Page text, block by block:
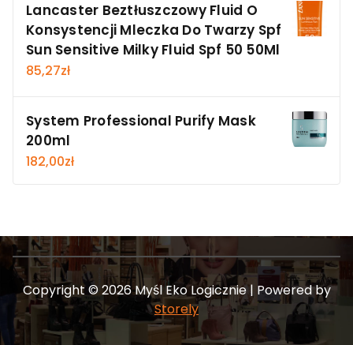
Lancaster Beztłuszczowy Fluid O
Konsystencji Mleczka Do Twarzy Spf
Sun Sensitive Milky Fluid Spf 50 50Ml
85,27zł
System Professional Purify Mask
200ml
182,00zł
Copyright © 2026 Myśl Eko Logicznie | Powered by
Storely